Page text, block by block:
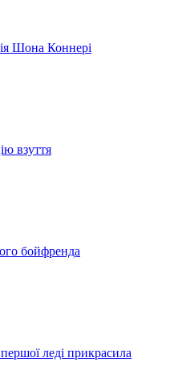
Шона Коннері
взуття
бойфренда
леді прикрасила